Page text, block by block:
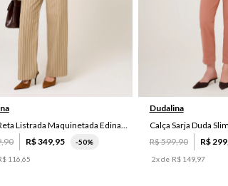
42 44
Calça Reta Listrada Maquinetada Edina Dudalina Feminina
,90 R$349, 95 -50%
116 65
42
Dudalina
R$599,90 R$ 299,
2x de R$ 149, 97